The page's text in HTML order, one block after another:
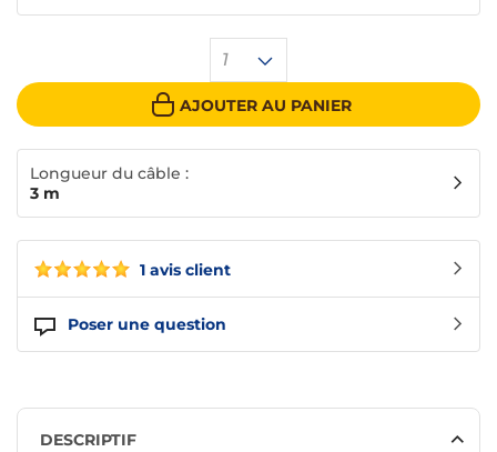
1 avis client
Poser une question
1
AJOUTER AU PANIER
Longueur du câble :
3 m
DESCRIPTIF